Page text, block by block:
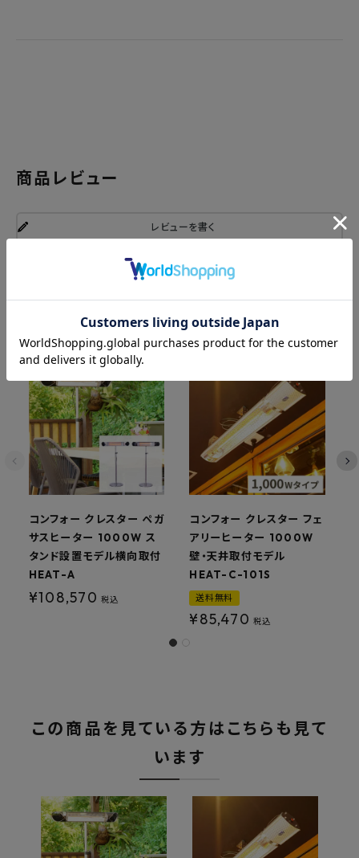
商品レビュー
レビューを書く
関連商品
コンフォー クレスター ペガ
サスヒーター 1000W ス
タンド設置モデル横向取付
HEAT-A
¥108,570 税込
コンフォー クレスター フェ
アリーヒーター 1000W
壁・天井取付モデル
HEAT-C-101S
送料無料
¥85,470 税込
この商品を見ている方はこちらも見て
います